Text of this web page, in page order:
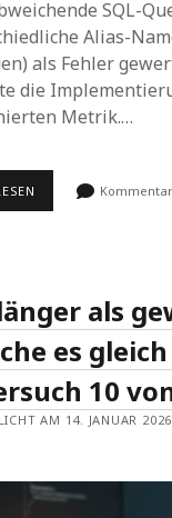
SQL-
Alias-
als Fehler
die
Metrik.…
ABSCHLUSS
DER
CHALLENGE
–
UND
STRATEGISCHER
als
es
10
AM 14. JANUAR